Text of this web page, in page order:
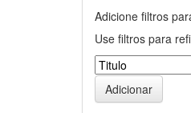
Adicione filtros
Use filtros para